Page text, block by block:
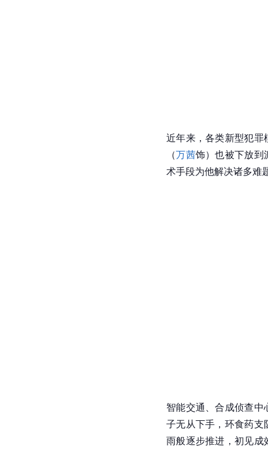
近年来，各类新型犯
（万茜饰）也被下放到
术手段为他解决诸多难
智能交通、合成侦查
子无从下手，环食药支
雨般逐步推进，初见